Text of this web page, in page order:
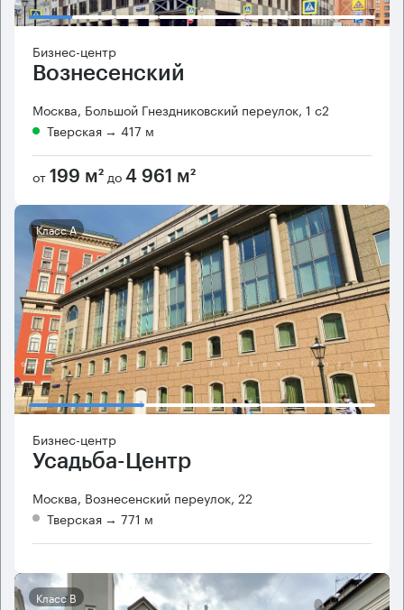
Бизнес-центр
Вознесенский
Москва, Большой Гнездниковский переулок, 1 с2
Тверская → 417 м
от 199 м² до 4 961 м²
Класс А
Бизнес-центр
Усадьба-Центр
Москва, Вознесенский переулок, 22
Тверская → 771 м
Класс B